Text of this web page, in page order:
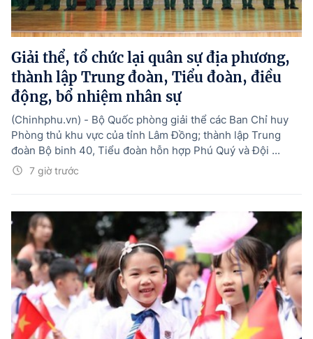
Giải thể, tổ chức lại quân sự địa phương,
thành lập Trung đoàn, Tiểu đoàn, điều
động, bổ nhiệm nhân sự
7 giờ trước
(Chinhphu.vn) - Bộ Quốc phòng giải thể các Ban Chỉ huy
Phòng thủ khu vực của tỉnh Lâm Đồng; thành lập Trung
đoàn Bộ binh 40, Tiểu đoàn hỗn hợp Phú Quý và Đội ...